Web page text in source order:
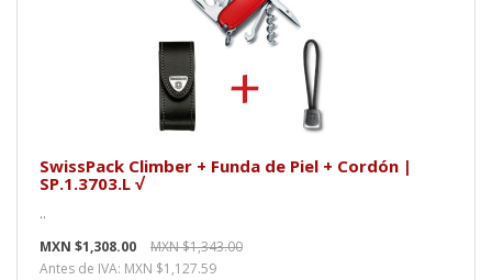
SwissPack Climber + Funda de Piel + Cordón |
SP.1.3703.L √
..
MXN $1,308.00
MXN $1,343.00
Antes de IVA: MXN $1,127.59